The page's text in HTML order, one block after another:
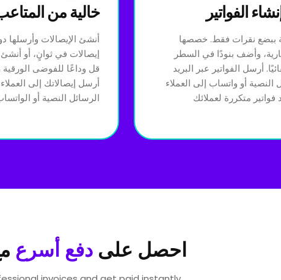
الفواتير
ببضع نقرات فقط. خصصها
وأضف بنودًا في السطر
أرسل الفواتير عبر البريد
النصية أو واتساب إلى العملاء
متكررة لعملائك
خالية من
أنشئ الإيصالات وأرسلها
إيصالات في ثوانٍ، أو أنشئ
قل وداعًا للفوضى
أرسل إيصالاتك إلى العملاء
الرسائل النصية أو
احصل علىدفع أسرع